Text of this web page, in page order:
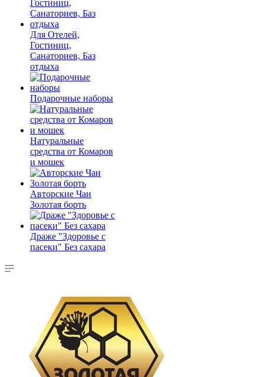
Для Отелей,
Гостиниц,
Санаториев, Баз
отдыха
Подарочные наборы
Натуральные
средства от Комаров
и мошек
Авторские Чаи
Золотая борть
Драже "Здоровье с
пасеки" Без сахара